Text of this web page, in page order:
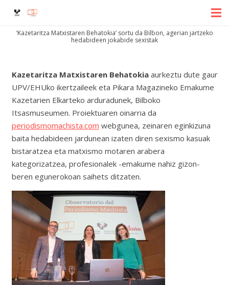
‘Kazetaritza Matxistaren Behatokia’ sortu da Bilbon, agerian jartzeko
hedabideen jokabide sexistak
Kazetaritza Matxistaren Behatokiaaurkeztu dute gaur
UPV/EHUko ikertzaileek eta Pikara Magazineko Emakume
Kazetarien Elkarteko arduradunek, Bilboko
Itsasmuseumen. Proiektuaren oinarria da
periodismomachista.com webgunea, zeinaren eginkizuna
baita hedabideen jardunean izaten diren sexismo kasuak
bistaratzea eta matxismo motaren arabera
kategorizatzea, profesionalek -emakume nahiz gizon-
beren egunerokoan saihets ditzaten.